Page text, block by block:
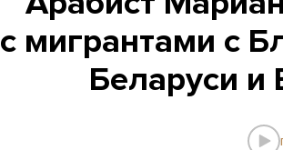
с мигрантами с
Беларуси и